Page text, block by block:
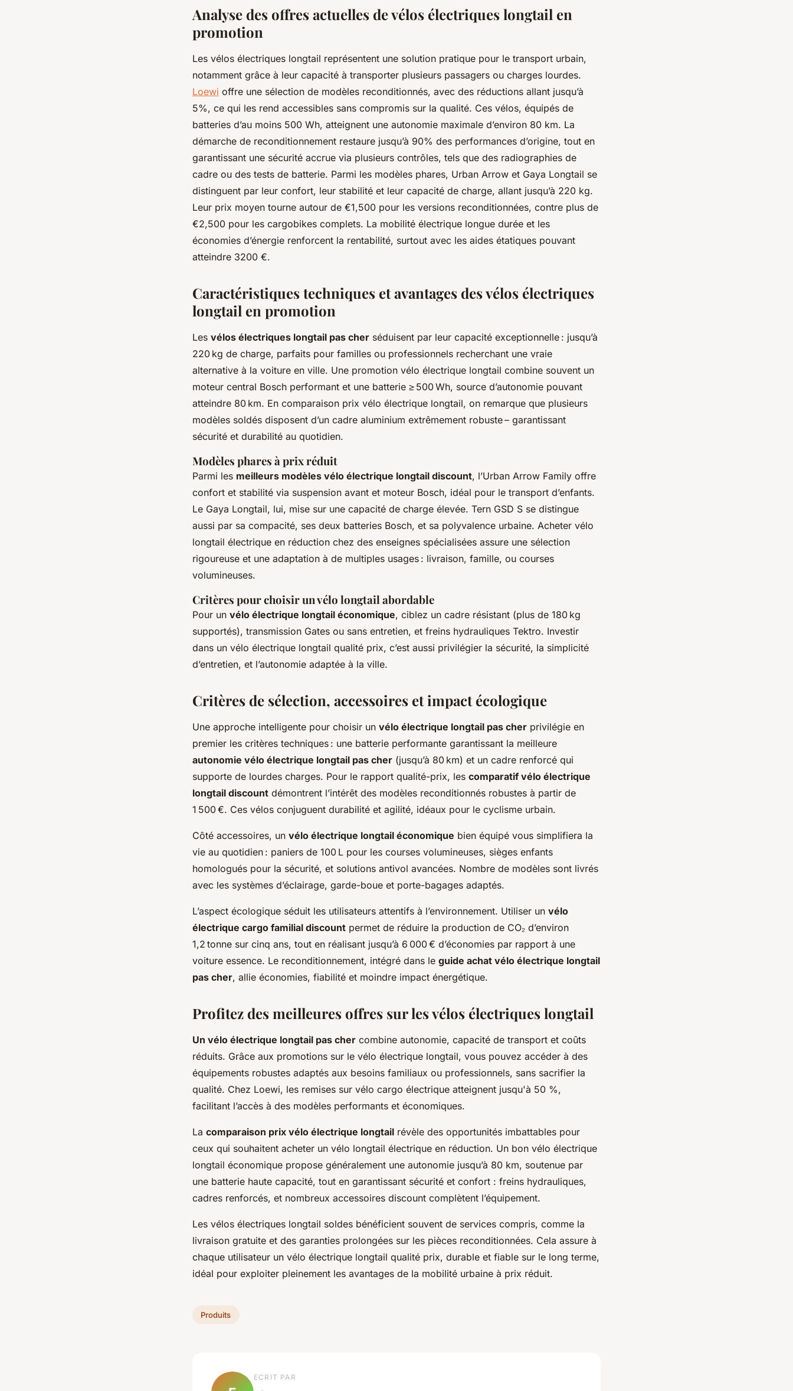
Analyse des offres actuelles de vélos électriques longtail en
promotion
Les vélos électriques longtail représentent une solution pratique pour le transport urbain,
notamment grâce à leur capacité à transporter plusieurs passagers ou charges lourdes.
Loewi offre une sélection de modèles reconditionnés, avec des réductions allant jusqu’à
5%, ce qui les rend accessibles sans compromis sur la qualité. Ces vélos, équipés de
batteries d’au moins 500 Wh, atteignent une autonomie maximale d’environ 80 km. La
démarche de reconditionnement restaure jusqu’à 90% des performances d’origine, tout en
garantissant une sécurité accrue via plusieurs contrôles, tels que des radiographies de
cadre ou des tests de batterie. Parmi les modèles phares, Urban Arrow et Gaya Longtail se
distinguent par leur confort, leur stabilité et leur capacité de charge, allant jusqu’à 220 kg.
Leur prix moyen tourne autour de €1,500 pour les versions reconditionnées, contre plus de
€2,500 pour les cargobikes complets. La mobilité électrique longue durée et les
économies d’énergie renforcent la rentabilité, surtout avec les aides étatiques pouvant
atteindre 3200 €.
Caractéristiques techniques et avantages des vélos électriques
longtail en promotion
Les vélos électriques longtail pas cher séduisent par leur capacité exceptionnelle : jusqu’à
220 kg de charge, parfaits pour familles ou professionnels recherchant une vraie
alternative à la voiture en ville. Une promotion vélo électrique longtail combine souvent un
moteur central Bosch performant et une batterie ≥ 500 Wh, source d’autonomie pouvant
atteindre 80 km. En comparaison prix vélo électrique longtail, on remarque que plusieurs
modèles soldés disposent d’un cadre aluminium extrêmement robuste – garantissant
sécurité et durabilité au quotidien.
Modèles phares à prix réduit
Parmi les meilleurs modèles vélo électrique longtail discount, l’Urban Arrow Family offre
confort et stabilité via suspension avant et moteur Bosch, idéal pour le transport d’enfants.
Le Gaya Longtail, lui, mise sur une capacité de charge élevée. Tern GSD S se distingue
aussi par sa compacité, ses deux batteries Bosch, et sa polyvalence urbaine. Acheter vélo
longtail électrique en réduction chez des enseignes spécialisées assure une sélection
rigoureuse et une adaptation à de multiples usages : livraison, famille, ou courses
volumineuses.
Critères pour choisir un vélo longtail abordable
Pour un vélo électrique longtail économique, ciblez un cadre résistant (plus de 180 kg
supportés), transmission Gates ou sans entretien, et freins hydrauliques Tektro. Investir
dans un vélo électrique longtail qualité prix, c’est aussi privilégier la sécurité, la simplicité
d’entretien, et l’autonomie adaptée à la ville.
Critères de sélection, accessoires et impact écologique
Une approche intelligente pour choisir un vélo électrique longtail pas cher privilégie en
premier les critères techniques : une batterie performante garantissant la meilleure
autonomie vélo électrique longtail pas cher (jusqu’à 80 km) et un cadre renforcé qui
supporte de lourdes charges. Pour le rapport qualité-prix, les comparatif vélo électrique
longtail discount démontrent l’intérêt des modèles reconditionnés robustes à partir de
1 500 €. Ces vélos conjuguent durabilité et agilité, idéaux pour le cyclisme urbain.
Côté accessoires, un vélo électrique longtail économique bien équipé vous simplifiera la
vie au quotidien : paniers de 100 L pour les courses volumineuses, sièges enfants
homologués pour la sécurité, et solutions antivol avancées. Nombre de modèles sont livrés
avec les systèmes d’éclairage, garde-boue et porte-bagages adaptés.
L’aspect écologique séduit les utilisateurs attentifs à l’environnement. Utiliser un vélo
électrique cargo familial discount permet de réduire la production de CO₂ d’environ
1,2 tonne sur cinq ans, tout en réalisant jusqu’à 6 000 € d’économies par rapport à une
voiture essence. Le reconditionnement, intégré dans le guide achat vélo électrique longtail
pas cher, allie économies, fiabilité et moindre impact énergétique.
Profitez des meilleures offres sur les vélos électriques longtail
Un vélo électrique longtail pas cher combine autonomie, capacité de transport et coûts
réduits. Grâce aux promotions sur le vélo électrique longtail, vous pouvez accéder à des
équipements robustes adaptés aux besoins familiaux ou professionnels, sans sacrifier la
qualité. Chez Loewi, les remises sur vélo cargo électrique atteignent jusqu'à 50 %,
facilitant l’accès à des modèles performants et économiques.
La comparaison prix vélo électrique longtail révèle des opportunités imbattables pour
ceux qui souhaitent acheter un vélo longtail électrique en réduction. Un bon vélo électrique
longtail économique propose généralement une autonomie jusqu’à 80 km, soutenue par
une batterie haute capacité, tout en garantissant sécurité et confort : freins hydrauliques,
cadres renforcés, et nombreux accessoires discount complètent l’équipement.
Les vélos électriques longtail soldes bénéficient souvent de services compris, comme la
livraison gratuite et des garanties prolongées sur les pièces reconditionnées. Cela assure à
chaque utilisateur un vélo électrique longtail qualité prix, durable et fiable sur le long terme,
idéal pour exploiter pleinement les avantages de la mobilité urbaine à prix réduit.
Produits
ECRIT PAR